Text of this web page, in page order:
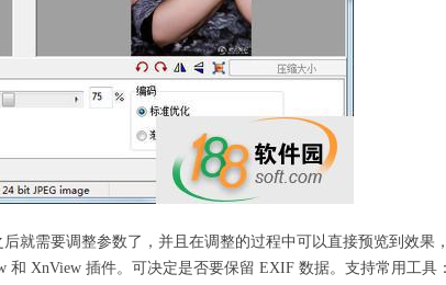
就需要调整参数了，并且在调整的过程中可以直接预览到效果
XnView 插件。可决定是否要保留 EXIF 数据。支持常用工具